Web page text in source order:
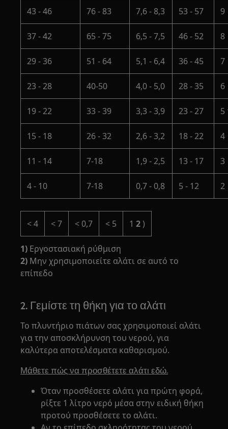
43 - 46 76 - 83 7,6 - 8,3 53 - 57 9
37 - 42 65 - 75 6,5 - 7,5 46 - 52 8
29 - 36 51 - 64 5,1 - 6,4 36 - 45 7
23 - 28 40-50 4,0 - 5,0 28 - 35 6
19 - 22 33 - 39 3,3 - 3,9 23 - 27 5
15 - 18 26 - 32 2,6 - 3,2 18 - 22 4
11 - 14 7-18 1,9 - 2,5 13 - 17 3
4 - 10 7-18 0,7 - 0,8 5 - 12 2
< 4 < 7 < 0,7 < 5 12)
1) Εργοστασιακή ρύθμιση
2) Μην χρησιμοποιείτε αλάτι σε αυτό το
επίπεδο
2. Γεμίστε τη θήκη για το αλάτι
Το πλυντήριο πιάτων σας χρησιμοποιεί αλάτι
για την αποσκλήρυνση του νερού, για
καλύτερα αποτελέσματα καθαρισμού.
Μάθετε πώς να προσθέτετε αλάτι εδώ.
Όταν προσθέσετε αλάτι για πρώτη φορά,
ρίξτε 1 λίτρο νερό μέσα στην ειδική θήκη
προτού προσθέσετε το αλάτι.